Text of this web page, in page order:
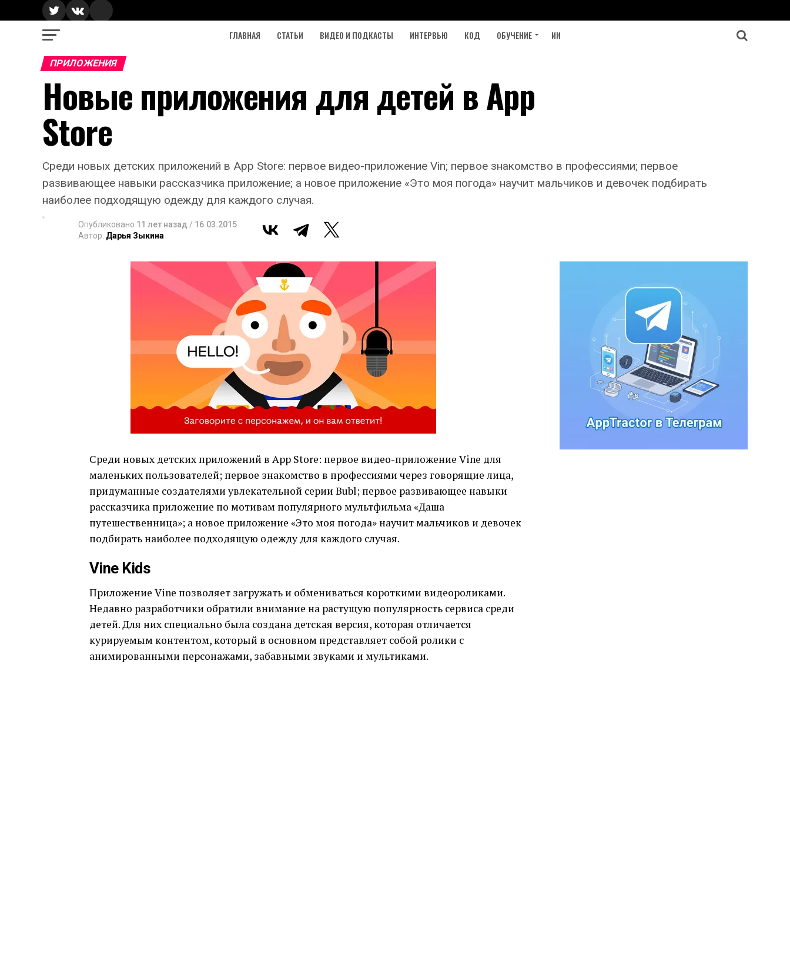
ГЛАВНАЯ СТАТЬИ ВИДЕО И ПОДКАСТЫ ИНТЕРВЬЮ КОД ОБУЧЕНИЕ ИИ
ПРИЛОЖЕНИЯ
Новые приложения для детей в App
Store
Среди новых детских приложений в App Store: первое видео-приложение Vin; первое знакомство в профессиями; первое
развивающее навыки рассказчика приложение; а новое приложение «Это моя погода» научит мальчиков и девочек подбирать
наиболее подходящую одежду для каждого случая.
Опубликовано 11 лет назад / 16.03.2015
Автор: Дарья Зыкина
Среди новых детских приложений в App Store: первое видео-приложение Vine для
маленьких пользователей; первое знакомство в профессиями через говорящие лица,
придуманные создателями увлекательной серии Bubl; первое развивающее навыки
рассказчика приложение по мотивам популярного мультфильма «Даша
путешественница»; а новое приложение «Это моя погода» научит мальчиков и девочек
подбирать наиболее подходящую одежду для каждого случая.
Vine Kids
Приложение Vine позволяет загружать и обмениваться короткими видеороликами.
Недавно разработчики обратили внимание на растущую популярность сервиса среди
детей. Для них специально была создана детская версия, которая отличается
курируемым контентом, который в основном представляет собой ролики с
анимированными персонажами, забавными звуками и мультиками.